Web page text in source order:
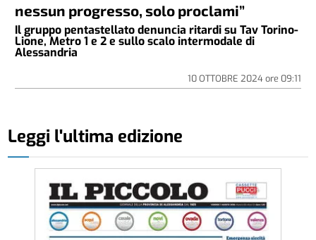
nessun progresso, solo proclami”
Il gruppo pentastellato denuncia ritardi su Tav Torino-
Lione, Metro 1 e 2 e sullo scalo intermodale di
Alessandria
10 OTTOBRE 2024ore 09:11
Leggi l'ultima edizione